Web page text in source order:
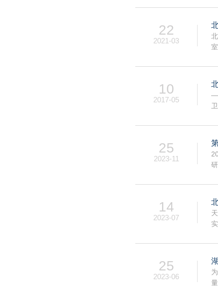
22
2021-03
10
2017-05
25
2023-11
14
2023-07
25
2023-06